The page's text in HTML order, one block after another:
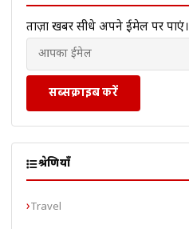
ताज़ा खबरें सीधे अपने ईमेल पर पाएं।
सब्सक्राइब करें
श्रेणियाँ
Travel